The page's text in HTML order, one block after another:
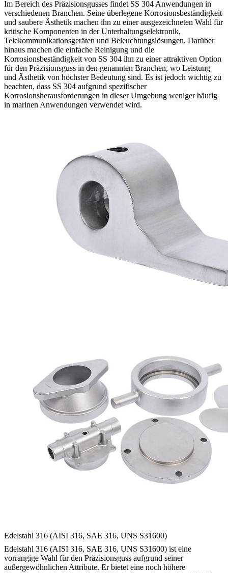
Im Bereich des Präzisionsgusses findet SS 304 Anwendungen in
verschiedenen Branchen. Seine überlegene Korrosionsbeständigkeit
und saubere Ästhetik machen ihn zu einer ausgezeichneten Wahl für
kritische Komponenten in der Unterhaltungselektronik,
Telekommunikationsgeräten und Beleuchtungslösungen. Darüber
hinaus machen die einfache Reinigung und die
Korrosionsbeständigkeit von SS 304 ihn zu einer attraktiven Option
für den Präzisionsguss in den genannten Branchen, wo Leistung
und Ästhetik von höchster Bedeutung sind. Es ist jedoch wichtig zu
beachten, dass SS 304 aufgrund spezifischer
Korrosionsherausforderungen in dieser Umgebung weniger häufig
in marinen Anwendungen verwendet wird.
Edelstahl 316 (AISI 316, SAE 316, UNS S31600)
Edelstahl 316 (AISI 316, SAE 316, UNS S31600) ist eine
vorrangige Wahl für den Präzisionsguss aufgrund seiner
außergewöhnlichen Attribute. Er bietet eine noch höhere